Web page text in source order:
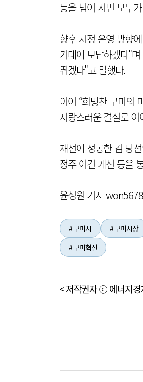
등을 넘어 시민 모두
향후 시정 운영 방향
기대에 보답하겠다"
뛰겠다"고 말했다.
이어 “희망찬 구미의
자랑스러운 결실로
재선에 성공한 김 당
정주 여건 개선 등을
윤성원 기자
# 구미시 # 구미시장
# 구미혁신
< 저작권자 ⓒ 에너지경